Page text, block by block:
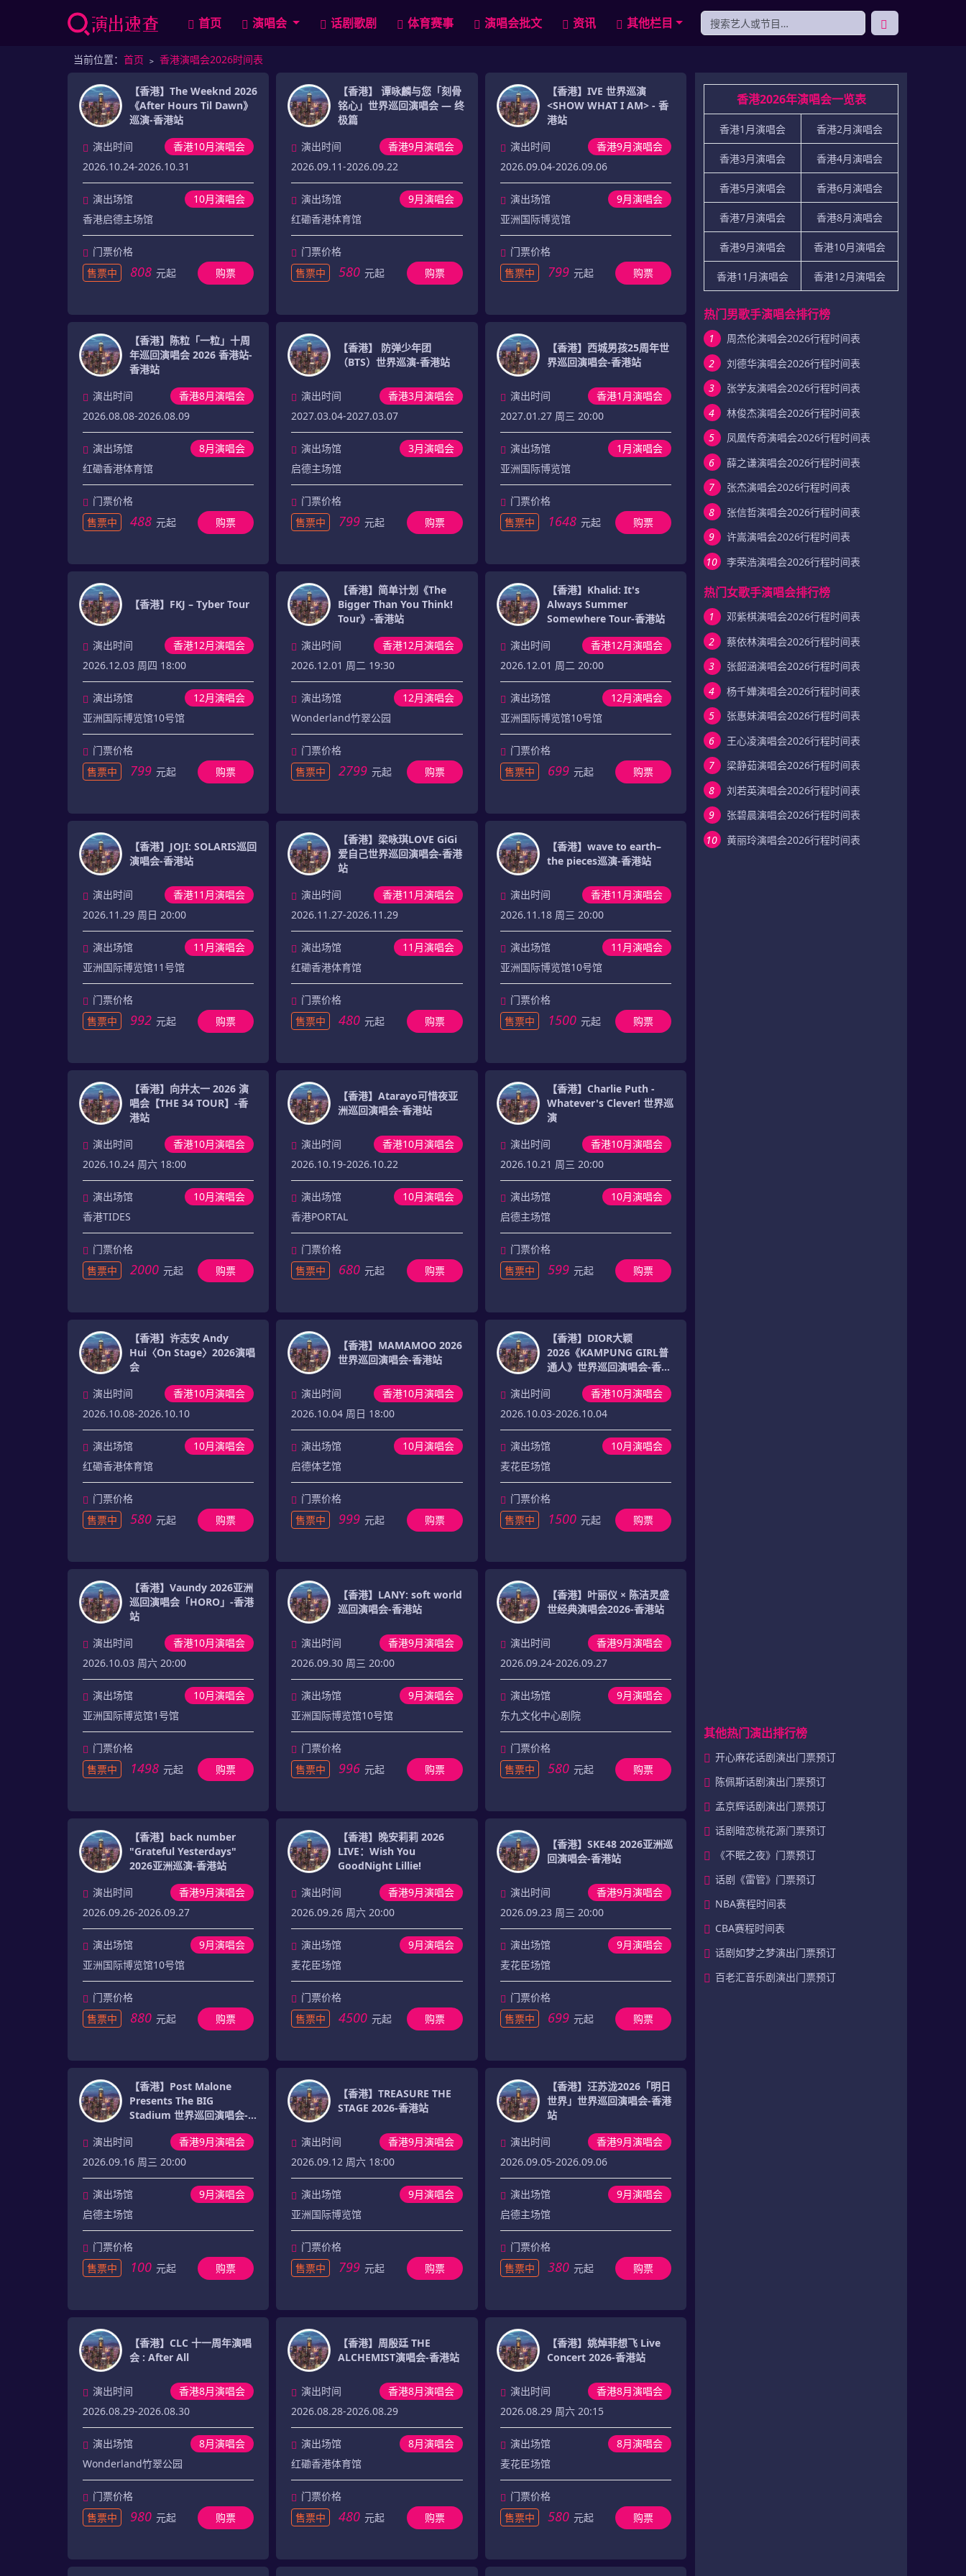
首页 演唱会 话剧歌剧 体育赛事 演唱会批文 资讯 其他栏目
当前位置： 首页 ﹥ 香港演唱会2026时间表
【香港】The Weeknd 2026
《After Hours Til Dawn》
巡演-香港站
香港10月演唱会
演出时间
2026.10.24-2026.10.31
10月演唱会
演出场馆
香港启德主场馆
门票价格
售票中
808 元起 购票
【香港】 谭咏麟与您「刻骨
铭心」世界巡回演唱会 — 终
极篇
香港9月演唱会
演出时间
2026.09.11-2026.09.22
9月演唱会
演出场馆
红磡香港体育馆
门票价格
售票中
580 元起 购票
【香港】IVE 世界巡演
<SHOW WHAT I AM> - 香
港站
香港9月演唱会
演出时间
2026.09.04-2026.09.06
9月演唱会
演出场馆
亚洲国际博览馆
门票价格
售票中
799 元起 购票
【香港】陈粒「一粒」十周
年巡回演唱会 2026 香港站-
香港站
香港8月演唱会
演出时间
2026.08.08-2026.08.09
8月演唱会
演出场馆
红磡香港体育馆
门票价格
售票中
488 元起 购票
【香港】 防弹少年团
（BTS）世界巡演-香港站
香港3月演唱会
演出时间
2027.03.04-2027.03.07
3月演唱会
演出场馆
启德主场馆
门票价格
售票中
799 元起 购票
【香港】西城男孩25周年世
界巡回演唱会-香港站
香港1月演唱会
演出时间
2027.01.27 周三 20:00
1月演唱会
演出场馆
亚洲国际博览馆
门票价格
售票中
1648 元起 购票
【香港】FKJ – Tyber Tour
香港12月演唱会
演出时间
2026.12.03 周四 18:00
12月演唱会
演出场馆
亚洲国际博览馆10号馆
门票价格
售票中
799 元起 购票
【香港】简单计划《The
Bigger Than You Think!
Tour》-香港站
香港12月演唱会
演出时间
2026.12.01 周二 19:30
12月演唱会
演出场馆
Wonderland竹翠公园
门票价格
售票中
2799 元起 购票
【香港】Khalid: It's
Always Summer
Somewhere Tour-香港站
香港12月演唱会
演出时间
2026.12.01 周二 20:00
12月演唱会
演出场馆
亚洲国际博览馆10号馆
门票价格
售票中
699 元起 购票
【香港】JOJI: SOLARIS巡回
演唱会-香港站
香港11月演唱会
演出时间
2026.11.29 周日 20:00
11月演唱会
演出场馆
亚洲国际博览馆11号馆
门票价格
售票中
992 元起 购票
【香港】梁咏琪LOVE GiGi
爱自己世界巡回演唱会-香港
站
香港11月演唱会
演出时间
2026.11.27-2026.11.29
11月演唱会
演出场馆
红磡香港体育馆
门票价格
售票中
480 元起 购票
【香港】wave to earth–
the pieces巡演-香港站
香港11月演唱会
演出时间
2026.11.18 周三 20:00
11月演唱会
演出场馆
亚洲国际博览馆10号馆
门票价格
售票中
1500 元起 购票
【香港】向井太一 2026 演
唱会【THE 34 TOUR】-香
港站
香港10月演唱会
演出时间
2026.10.24 周六 18:00
10月演唱会
演出场馆
香港TIDES
门票价格
售票中
2000 元起 购票
【香港】Atarayo可惜夜亚
洲巡回演唱会-香港站
香港10月演唱会
演出时间
2026.10.19-2026.10.22
10月演唱会
演出场馆
香港PORTAL
门票价格
售票中
680 元起 购票
【香港】Charlie Puth -
Whatever's Clever! 世界巡
演
香港10月演唱会
演出时间
2026.10.21 周三 20:00
10月演唱会
演出场馆
启德主场馆
门票价格
售票中
599 元起 购票
【香港】许志安 Andy
Hui〈On Stage〉2026演唱
会
香港10月演唱会
演出时间
2026.10.08-2026.10.10
10月演唱会
演出场馆
红磡香港体育馆
门票价格
售票中
580 元起 购票
【香港】MAMAMOO 2026
世界巡回演唱会-香港站
香港10月演唱会
演出时间
2026.10.04 周日 18:00
10月演唱会
演出场馆
启德体艺馆
门票价格
售票中
999 元起 购票
【香港】DIOR大颖
2026《KAMPUNG GIRL普
通人》世界巡回演唱会-香港
香港10月演唱会
演出时间
2026.10.03-2026.10.04
10月演唱会
演出场馆
麦花臣场馆
门票价格
售票中
1500 元起 购票
【香港】Vaundy 2026亚洲
巡回演唱会「HORO」-香港
站
香港10月演唱会
演出时间
2026.10.03 周六 20:00
10月演唱会
演出场馆
亚洲国际博览馆1号馆
门票价格
售票中
1498 元起 购票
【香港】LANY: soft world
巡回演唱会-香港站
香港9月演唱会
演出时间
2026.09.30 周三 20:00
9月演唱会
演出场馆
亚洲国际博览馆10号馆
门票价格
售票中
996 元起 购票
【香港】叶丽仪 × 陈洁灵盛
世经典演唱会2026-香港站
香港9月演唱会
演出时间
2026.09.24-2026.09.27
9月演唱会
演出场馆
东九文化中心剧院
门票价格
售票中
580 元起 购票
【香港】back number
"Grateful Yesterdays"
2026亚洲巡演-香港站
香港9月演唱会
演出时间
2026.09.26-2026.09.27
9月演唱会
演出场馆
亚洲国际博览馆10号馆
门票价格
售票中
880 元起 购票
【香港】晚安莉莉 2026
LIVE：Wish You
GoodNight Lillie!
香港9月演唱会
演出时间
2026.09.26 周六 20:00
9月演唱会
演出场馆
麦花臣场馆
门票价格
售票中
4500 元起 购票
【香港】SKE48 2026亚洲巡
回演唱会-香港站
香港9月演唱会
演出时间
2026.09.23 周三 20:00
9月演唱会
演出场馆
麦花臣场馆
门票价格
售票中
699 元起 购票
【香港】Post Malone
Presents The BIG
Stadium 世界巡回演唱会-
香港9月演唱会
演出时间
2026.09.16 周三 20:00
9月演唱会
演出场馆
启德主场馆
门票价格
售票中
100 元起 购票
【香港】TREASURE THE
STAGE 2026-香港站
香港9月演唱会
演出时间
2026.09.12 周六 18:00
9月演唱会
演出场馆
亚洲国际博览馆
门票价格
售票中
799 元起 购票
【香港】汪苏泷2026「明日
世界」世界巡回演唱会-香港
站
香港9月演唱会
演出时间
2026.09.05-2026.09.06
9月演唱会
演出场馆
启德主场馆
门票价格
售票中
380 元起 购票
【香港】CLC 十一周年演唱
会 : After All
香港8月演唱会
演出时间
2026.08.29-2026.08.30
8月演唱会
演出场馆
Wonderland竹翠公园
门票价格
售票中
980 元起 购票
【香港】周殷廷 THE
ALCHEMIST演唱会-香港站
香港8月演唱会
演出时间
2026.08.28-2026.08.29
8月演唱会
演出场馆
红磡香港体育馆
门票价格
售票中
480 元起 购票
【香港】姚焯菲想飞 Live
Concert 2026-香港站
香港8月演唱会
演出时间
2026.08.29 周六 20:15
8月演唱会
演出场馆
麦花臣场馆
门票价格
售票中
580 元起 购票
香港2026年演唱会一览表
香港1月演唱会 香港2月演唱会
香港3月演唱会 香港4月演唱会
香港5月演唱会 香港6月演唱会
香港7月演唱会 香港8月演唱会
香港9月演唱会 香港10月演唱会
香港11月演唱会 香港12月演唱会
热门男歌手演唱会排行榜
1
周杰伦演唱会2026行程时间表
2
刘德华演唱会2026行程时间表
3
张学友演唱会2026行程时间表
4
林俊杰演唱会2026行程时间表
5
凤凰传奇演唱会2026行程时间表
6
薛之谦演唱会2026行程时间表
7
张杰演唱会2026行程时间表
8
张信哲演唱会2026行程时间表
9
许嵩演唱会2026行程时间表
10
李荣浩演唱会2026行程时间表
热门女歌手演唱会排行榜
1
邓紫棋演唱会2026行程时间表
2
蔡依林演唱会2026行程时间表
3
张韶涵演唱会2026行程时间表
4
杨千嬅演唱会2026行程时间表
5
张惠妹演唱会2026行程时间表
6
王心凌演唱会2026行程时间表
7
梁静茹演唱会2026行程时间表
8
刘若英演唱会2026行程时间表
9
张碧晨演唱会2026行程时间表
10
黄丽玲演唱会2026行程时间表
其他热门演出排行榜
开心麻花话剧演出门票预订
陈佩斯话剧演出门票预订
孟京辉话剧演出门票预订
话剧暗恋桃花源门票预订
《不眠之夜》门票预订
话剧《雷管》门票预订
NBA赛程时间表
CBA赛程时间表
话剧如梦之梦演出门票预订
百老汇音乐剧演出门票预订